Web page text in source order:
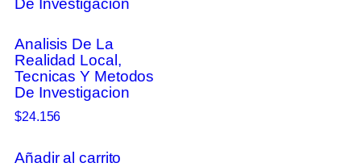
Analisis De La
Realidad Local,
Tecnicas Y Metodos
De Investigacion
$24.156
Añadir al carrito